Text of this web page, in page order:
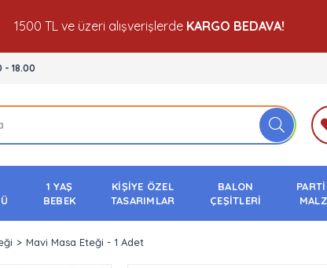
1500 TL ve üzeri alışverişlerde KARGO BEDAVA!
- 18.00
1 YAŞ
BEBEK
KİŞİYE ÖZEL
TASARIMLAR
BALON
ÇEŞİTLERİ
Mavi Masa Eteği - 1 Adet